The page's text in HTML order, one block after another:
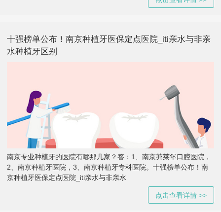
十强榜单公布！南京种植牙医保定点医院_iti亲水与非亲
水种植牙区别
南京专业种植牙的医院有哪那几家？答：1、南京茀莱堡口腔医院，
2、南京种植牙医院，3、南京种植牙专科医院。十强榜单公布！南
京种植牙医保定点医院_iti亲水与非亲水
点击查看详情 >>